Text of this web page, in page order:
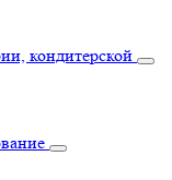
кондитерской